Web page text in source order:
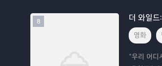
8 더 와일
영화
“우리 어